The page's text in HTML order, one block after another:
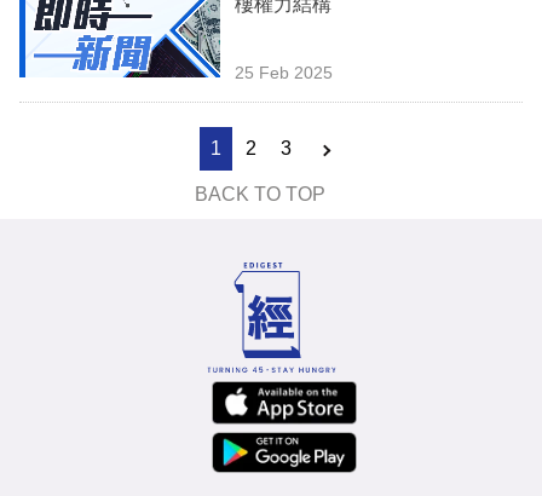
樓權力結構
25 Feb 2025
1 2 3
BACK TO TOP